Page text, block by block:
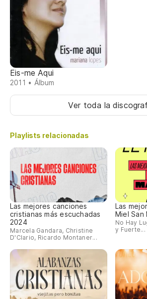
Eis-me Aqui
2011 • Álbum
Ver toda la
Playlists relacionadas
Las mejores canciones
cristianas más escuchadas
2024
Marcela Gandara, Christine
D'Clario, Ricardo Montaner...
Las
Miel San
No Hay
y Fuerte...